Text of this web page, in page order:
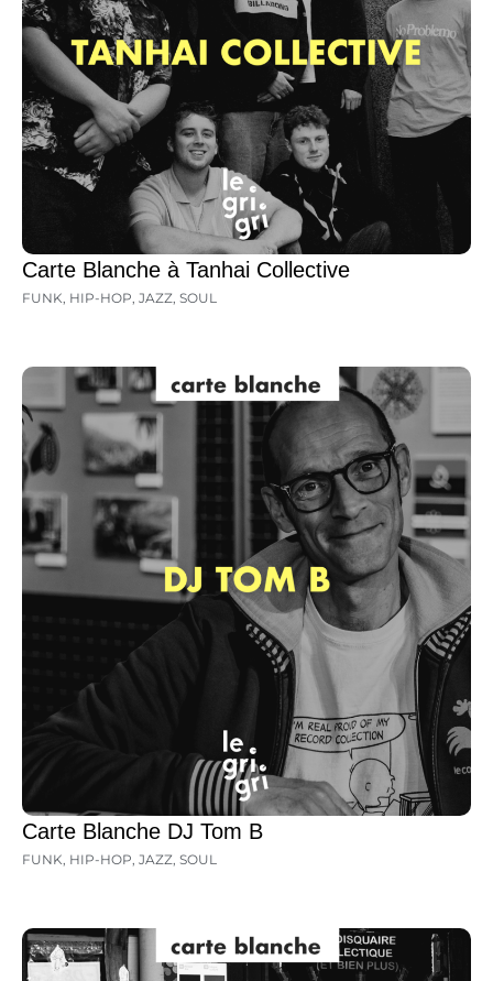
Carte Blanche à Tanhai Collective
FUNK, HIP-HOP, JAZZ, SOUL
Carte Blanche DJ Tom B
FUNK, HIP-HOP, JAZZ, SOUL